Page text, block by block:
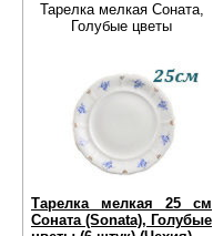
Тарелка мелкая Соната,
Голубые цветы
Тарелка мелкая 25 см
Соната (Sonata), Голубые